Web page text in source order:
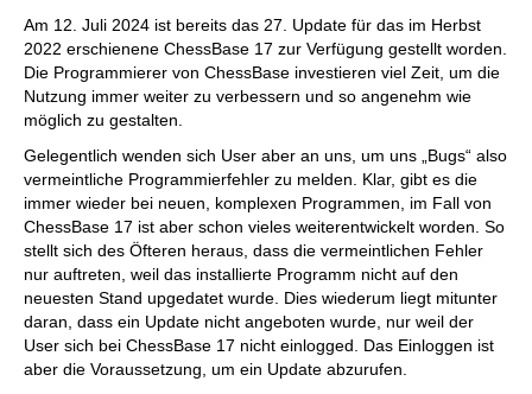
Am 12. Juli 2024 ist bereits das 27. Update für das im Herbst
2022 erschienene ChessBase 17 zur Verfügung gestellt worden.
Die Programmierer von ChessBase investieren viel Zeit, um die
Nutzung immer weiter zu verbessern und so angenehm wie
möglich zu gestalten.
Gelegentlich wenden sich User aber an uns, um uns „Bugs“ also
vermeintliche Programmierfehler zu melden. Klar, gibt es die
immer wieder bei neuen, komplexen Programmen, im Fall von
ChessBase 17 ist aber schon vieles weiterentwickelt worden. So
stellt sich des Öfteren heraus, dass die vermeintlichen Fehler
nur auftreten, weil das installierte Programm nicht auf den
neuesten Stand upgedatet wurde. Dies wiederum liegt mitunter
daran, dass ein Update nicht angeboten wurde, nur weil der
User sich bei ChessBase 17 nicht einlogged. Das Einloggen ist
aber die Voraussetzung, um ein Update abzurufen.